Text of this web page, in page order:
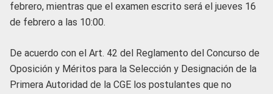
febrero, mientras que el examen escrito será el jueves 16
de febrero a las 10:00.
De acuerdo con el Art. 42 del Reglamento del Concurso de
Oposición y Méritos para la Selección y Designación de la
Primera Autoridad de la CGE los postulantes que no